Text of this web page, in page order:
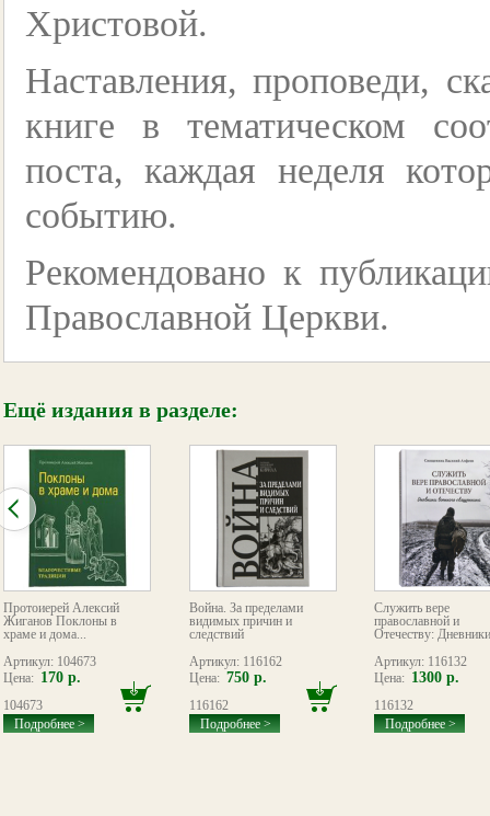
Христовой.
Наставления, проповеди,
книге в тематическом
поста, каждая неделя
событию.
Рекомендовано к
Православной Церкви.
Ещё издания в разделе:
Протоиерей Алексий
Жиганов Поклоны в
храме и дома...
Артикул: 104673
Цена: 170 р.
104673
Подробнее >
Война. За пределами
видимых причин и
следствий
Артикул: 116162
Цена: 750 р.
116162
Подробнее >
Служить вере
православной и
Отечеству:
Артикул: 116132
Цена: 1300 р.
116132
Подробнее >